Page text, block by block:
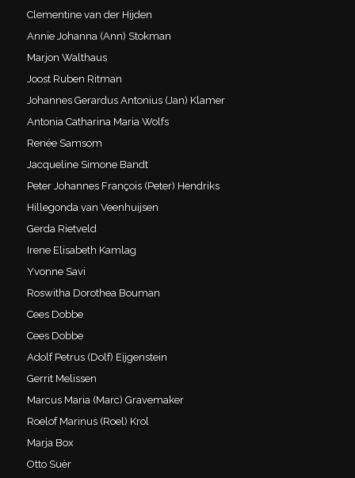
Clementine van der Hijden
Annie Johanna (Ann) Stokman
Marjon Walthaus
Joost Ruben Ritman
Johannes Gerardus Antonius (Jan) Klamer
Antonia Catharina Maria Wolfs
Renée Samsom
Jacqueline Simone Bandt
Peter Johannes François (Peter) Hendriks
Hillegonda van Veenhuijsen
Gerda Rietveld
Irene Elisabeth Kamlag
Yvonne Savi
Roswitha Dorothea Bouman
Cees Dobbe
Cees Dobbe
Adolf Petrus (Dolf) Eijgenstein
Gerrit Melissen
Marcus Maria (Marc) Gravemaker
Roelof Marinus (Roel) Krol
Marja Box
Otto Suèr